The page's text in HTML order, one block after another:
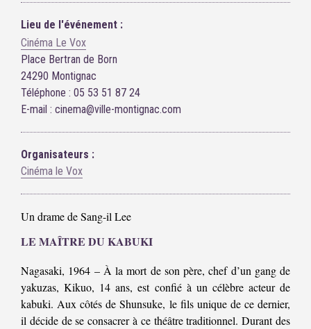
Lieu de l'événement :
Cinéma Le Vox
Place Bertran de Born
24290 Montignac
Téléphone : 05 53 51 87 24
E-mail : cinema@ville-montignac.com
Organisateurs :
Cinéma le Vox
Un drame de Sang-il Lee
LE MAÎTRE DU KABUKI
Nagasaki, 1964 – À la mort de son père, chef d’un gang de
yakuzas, Kikuo, 14 ans, est confié à un célèbre acteur de
kabuki. Aux côtés de Shunsuke, le fils unique de ce dernier,
il décide de se consacrer à ce théâtre traditionnel. Durant des